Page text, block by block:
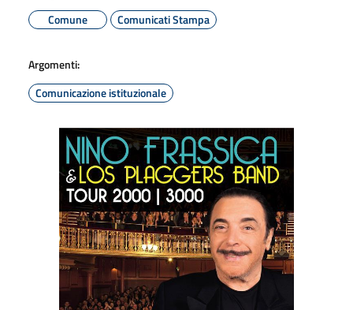
Comune
Comunicati Stampa
Argomenti:
Comunicazione istituzionale